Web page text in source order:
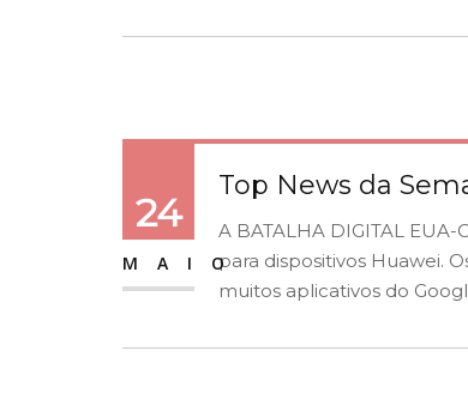
24
MAIO
Top News da
A BATALHA DIGITAL
para dispositivos Huawei.
muitos aplicativos do